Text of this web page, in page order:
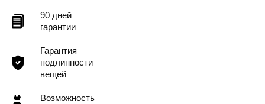
90 дней
гарантии
Гарантия
подлинности
вещей
Возможность